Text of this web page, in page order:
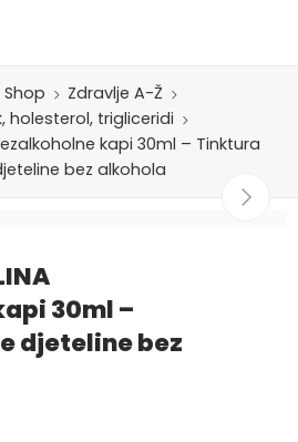
Shop
Zdravlje A-Ž
holesterol, trigliceridi
bezalkoholne kapi 30ml – Tinktura
bez alkohola
30ml –
djeteline bez